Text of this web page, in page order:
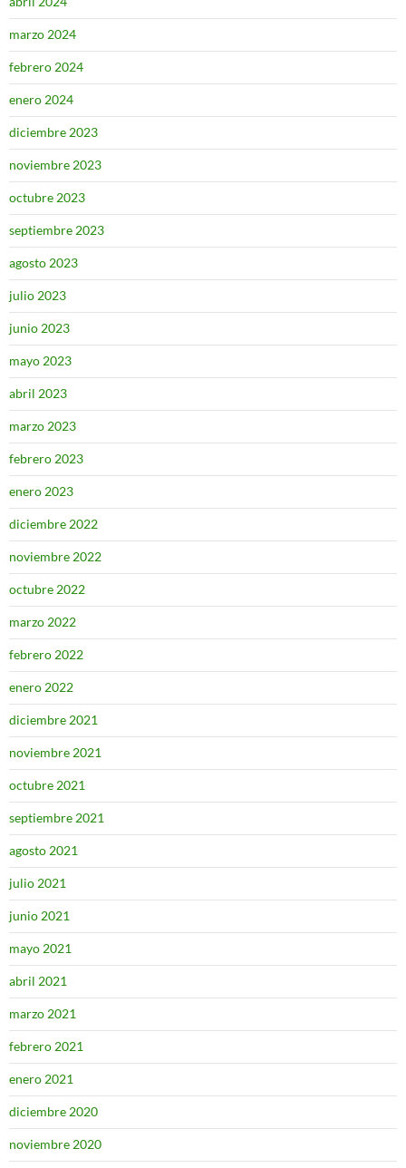
marzo 2024
febrero 2024
enero 2024
diciembre 2023
noviembre 2023
octubre 2023
septiembre 2023
agosto 2023
julio 2023
junio 2023
mayo 2023
abril 2023
marzo 2023
febrero 2023
enero 2023
diciembre 2022
noviembre 2022
octubre 2022
marzo 2022
febrero 2022
enero 2022
diciembre 2021
noviembre 2021
octubre 2021
septiembre 2021
agosto 2021
julio 2021
junio 2021
mayo 2021
abril 2021
marzo 2021
febrero 2021
enero 2021
diciembre 2020
noviembre 2020